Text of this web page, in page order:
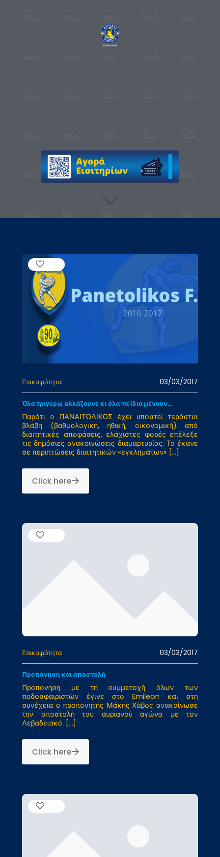
Επικαιρότητα 03/03/2017
Όλα τριγύρω αλλάζουνε κι όλα τα ίδια μένουν…
Παρότι ο ΠΑΝΑΙΤΩΛΙΚΟΣ έχει υποστεί τεράστια
βλάβη (βαθμολογική, ηθική, οικονομική) από
διαιτητικές αποφάσεις, ελάχιστες φορές επέλεξε
τις δημόσιες ανακοινώσεις διαμαρτυρίας. Το έκανε
σε περιπτώσεις διαιτητικών «εγκλημάτων» […]
Click here
Επικαιρότητα 03/03/2017
Προπόνηση και αποστολή
Προπόνηση με τη συμμετοχή όλων των
ποδοσφαιριστών έγινε στο Emileon και στη
συνέχεια ο προπονητής Μάκης Χάβος ανακοίνωσε
την αποστολή του αυριανού αγώνα με τον
Λεβαδειακό. […]
Click here